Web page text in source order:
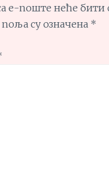
е-поште неће бити
су означена *